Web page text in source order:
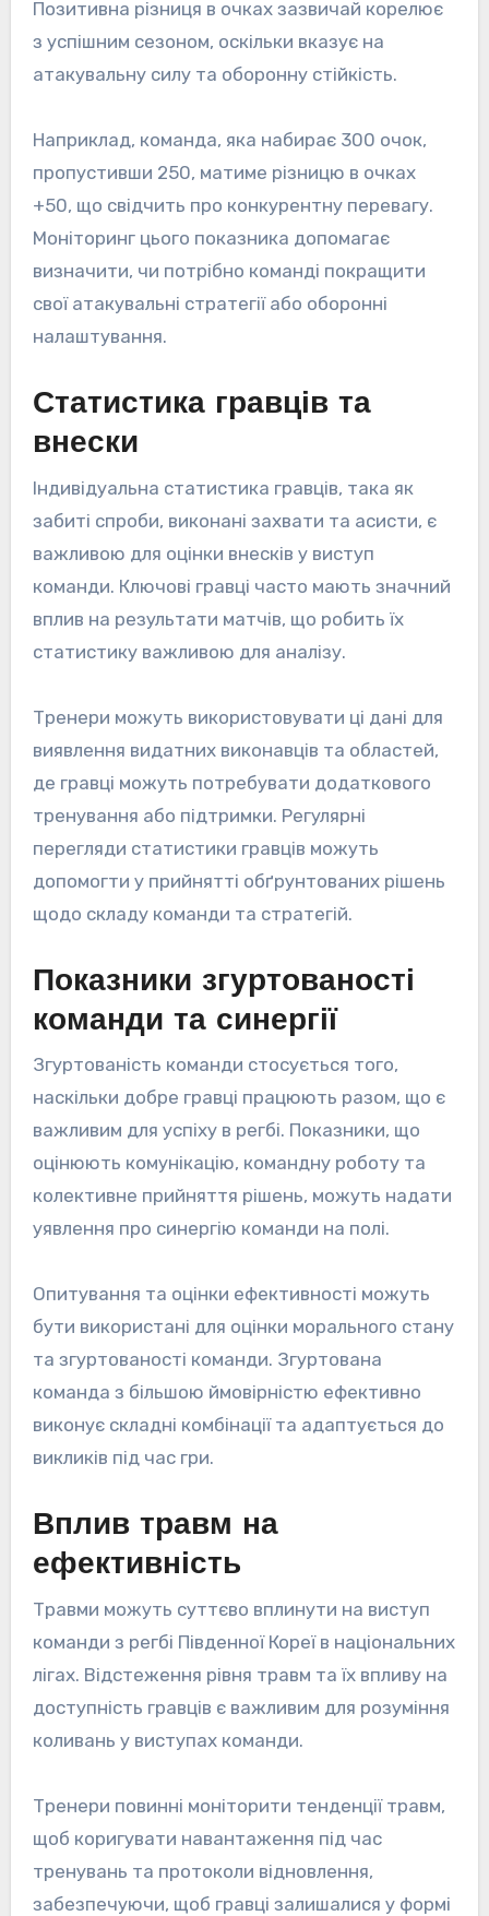
Позитивна різниця в очках зазвичай корелює
з успішним сезоном, оскільки вказує на
атакувальну силу та оборонну стійкість.
Наприклад, команда, яка набирає 300 очок,
пропустивши 250, матиме різницю в очках
+50, що свідчить про конкурентну перевагу.
Моніторинг цього показника допомагає
визначити, чи потрібно команді покращити
свої атакувальні стратегії або оборонні
налаштування.
Статистика гравців та
внески
Індивідуальна статистика гравців, така як
забиті спроби, виконані захвати та асисти, є
важливою для оцінки внесків у виступ
команди. Ключові гравці часто мають значний
вплив на результати матчів, що робить їх
статистику важливою для аналізу.
Тренери можуть використовувати ці дані для
виявлення видатних виконавців та областей,
де гравці можуть потребувати додаткового
тренування або підтримки. Регулярні
перегляди статистики гравців можуть
допомогти у прийнятті обґрунтованих рішень
щодо складу команди та стратегій.
Показники згуртованості
команди та синергії
Згуртованість команди стосується того,
наскільки добре гравці працюють разом, що є
важливим для успіху в регбі. Показники, що
оцінюють комунікацію, командну роботу та
колективне прийняття рішень, можуть надати
уявлення про синергію команди на полі.
Опитування та оцінки ефективності можуть
бути використані для оцінки морального стану
та згуртованості команди. Згуртована
команда з більшою ймовірністю ефективно
виконує складні комбінації та адаптується до
викликів під час гри.
Вплив травм на
ефективність
Травми можуть суттєво вплинути на виступ
команди з регбі Південної Кореї в національних
лігах. Відстеження рівня травм та їх впливу на
доступність гравців є важливим для розуміння
коливань у виступах команди.
Тренери повинні моніторити тенденції травм,
щоб коригувати навантаження під час
тренувань та протоколи відновлення,
забезпечуючи, щоб гравці залишалися у формі